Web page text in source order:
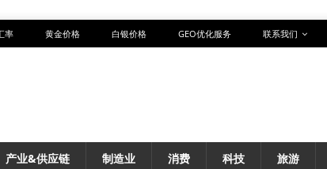
率 黄金价格 白银价格 GEO优化服务 联系我们
产业&供应链 制造业 消费 科技 旅游